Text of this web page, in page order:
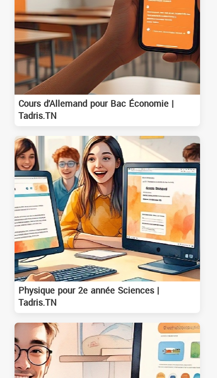
Cours d'Allemand pour Bac Économie |
Tadris.TN
Physique pour 2e année Sciences |
Tadris.TN